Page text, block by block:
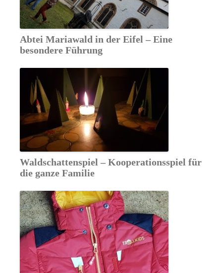
Abtei Mariawald in der Eifel – Eine
besondere Führung
Waldschattenspiel – Kooperationsspiel für
die ganze Familie